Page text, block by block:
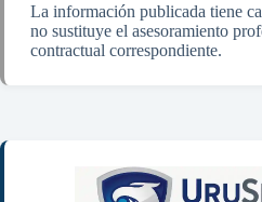
La información publicada tiene
no sustituye el asesoramiento
contractual correspondiente.